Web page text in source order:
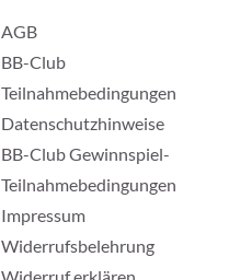
AGB
BB-Club
Teilnahmebedingungen
Datenschutzhinweise
BB-Club Gewinnspiel-
Teilnahmebedingungen
Impressum
Widerrufsbelehrung